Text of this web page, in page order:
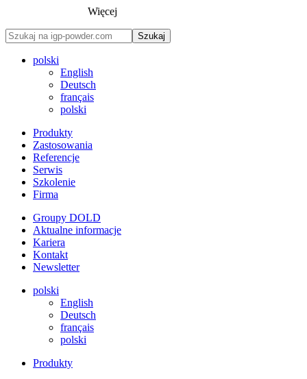
Więcej
Szukaj
polski
English
Deutsch
français
polski
Produkty
Zastosowania
Referencje
Serwis
Szkolenie
Firma
Groupy DOLD
Aktualne informacje
Kariera
Kontakt
Newsletter
polski
English
Deutsch
français
polski
Produkty